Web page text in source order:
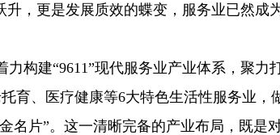
升，更是发展质效的蝶变，服务业已然成
力构建“9611”现代服务业产业体系，聚力
育、医疗健康等6大特色生活性服务业，
名片”。这一清晰完备的产业布局，既是